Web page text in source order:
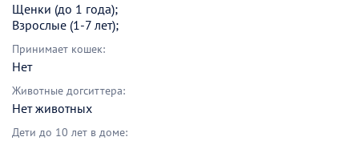
Щенки (до 1 года);
Взрослые (1-7 лет);
Принимает кошек:
Нет
Животные догситтера:
Нет животных
Дети до 10 лет в доме: